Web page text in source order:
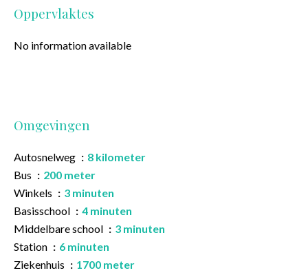
Oppervlaktes
No information available
Omgevingen
Autosnelweg
8 kilometer
Bus
200 meter
Winkels
3 minuten
Basisschool
4 minuten
Middelbare school
3 minuten
Station
6 minuten
Ziekenhuis
1700 meter